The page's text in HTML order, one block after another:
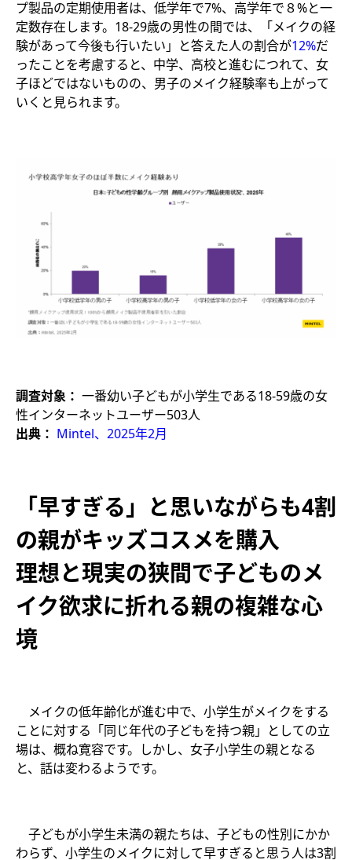
プ製品の定期使用者は、低学年で7%、高学年で８%と一
定数存在します。18-29歳の男性の間では、「メイクの経
験があって今後も行いたい」と答えた人の割合が12%だ
ったことを考慮すると、中学、高校と進むにつれて、女
子ほどではないものの、男子のメイク経験率も上がって
いくと見られます。
調査対象： 一番幼い子どもが小学生である18-59歳の女
性インターネットユーザー503人
出典： Mintel、2025年2月
「早すぎる」と思いながらも4割
の親がキッズコスメを購入
理想と現実の狭間で子どものメ
イク欲求に折れる親の複雑な心
境
メイクの低年齢化が進む中で、小学生がメイクをする
ことに対する「同じ年代の子どもを持つ親」としての立
場は、概ね寛容です。しかし、女子小学生の親となる
と、話は変わるようです。
子どもが小学生未満の親たちは、子どもの性別にかか
わらず、小学生のメイクに対して早すぎると思う人は3割